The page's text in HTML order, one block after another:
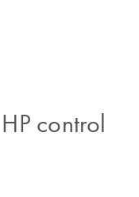
control